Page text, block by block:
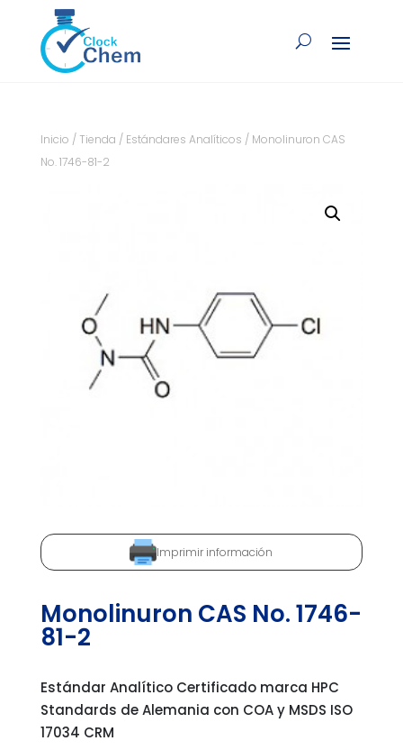
Inicio / Tienda / Estándares Analíticos / Monolinuron CAS
No. 1746-81-2
Imprimir información
Monolinuron CAS No. 1746-
81-2
Estándar Analítico Certificado marca HPC
Standards de Alemania con COA y MSDS ISO
17034 CRM